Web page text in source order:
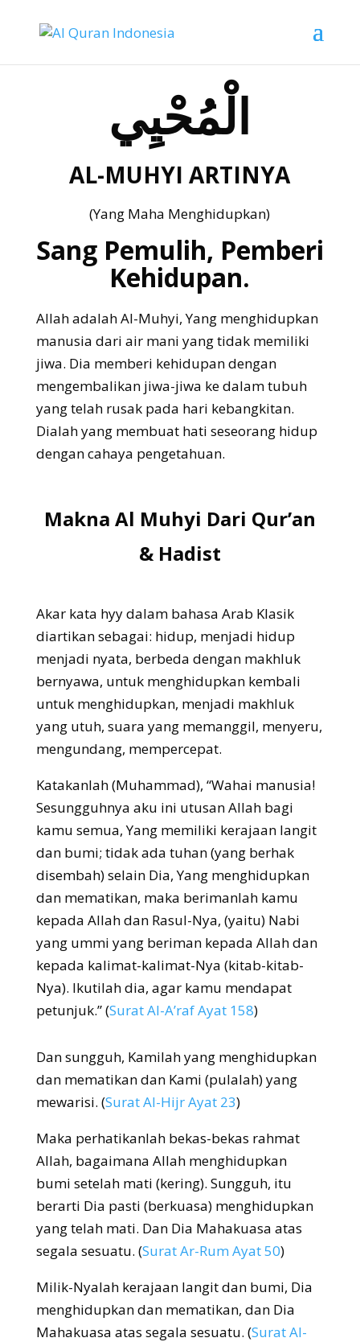
الْمُحْيِي
AL-MUHYI ARTINYA
(Yang Maha Menghidupkan)
Sang Pemulih, Pemberi
Kehidupan.
Allah adalah Al-Muhyi, Yang menghidupkan
manusia dari air mani yang tidak memiliki
jiwa. Dia memberi kehidupan dengan
mengembalikan jiwa-jiwa ke dalam tubuh
yang telah rusak pada hari kebangkitan.
Dialah yang membuat hati seseorang hidup
dengan cahaya pengetahuan.
Makna Al Muhyi Dari Qur’an
& Hadist
Akar kata hyy dalam bahasa Arab Klasik
diartikan sebagai: hidup, menjadi hidup
menjadi nyata, berbeda dengan makhluk
bernyawa, untuk menghidupkan kembali
untuk menghidupkan, menjadi makhluk
yang utuh, suara yang memanggil, menyeru,
mengundang, mempercepat.
Katakanlah (Muhammad), “Wahai manusia!
Sesungguhnya aku ini utusan Allah bagi
kamu semua, Yang memiliki kerajaan langit
dan bumi; tidak ada tuhan (yang berhak
disembah) selain Dia, Yang menghidupkan
dan mematikan, maka berimanlah kamu
kepada Allah dan Rasul-Nya, (yaitu) Nabi
yang ummi yang beriman kepada Allah dan
kepada kalimat-kalimat-Nya (kitab-kitab-
Nya). Ikutilah dia, agar kamu mendapat
petunjuk.” (Surat Al-A’raf Ayat 158)
Dan sungguh, Kamilah yang menghidupkan
dan mematikan dan Kami (pulalah) yang
mewarisi. (Surat Al-Hijr Ayat 23)
Maka perhatikanlah bekas-bekas rahmat
Allah, bagaimana Allah menghidupkan
bumi setelah mati (kering). Sungguh, itu
berarti Dia pasti (berkuasa) menghidupkan
yang telah mati. Dan Dia Mahakuasa atas
segala sesuatu. (Surat Ar-Rum Ayat 50)
Milik-Nyalah kerajaan langit dan bumi, Dia
menghidupkan dan mematikan, dan Dia
Mahakuasa atas segala sesuatu. (Surat Al-